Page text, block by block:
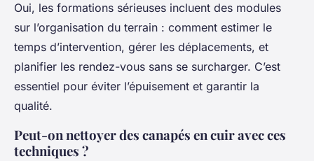
Oui, les formations sérieuses incluent des modules
sur l’organisation du terrain : comment estimer le
temps d’intervention, gérer les déplacements, et
planifier les rendez-vous sans se surcharger. C’est
essentiel pour éviter l’épuisement et garantir la
qualité.
Peut-on nettoyer des canapés en cuir avec ces
techniques ?